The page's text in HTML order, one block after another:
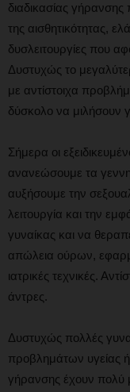
διαδικασίας
της αισθητικότητας,
δυσλειτουργίες που
Δυστυχώς το
με αντίστοιχα
δύσκολο να μιλήσουν
Σήμερα οι
ανανεώσουμε τα
αυξήσουμε την
λειτουργία και την
γυναίκας και να
απώλεια ούρων,
ιατρικές τεχνικές.
άντρες.
Δυστυχώς πολλές
προβλημάτων υγείας
γήρανσης έχουν πολύ